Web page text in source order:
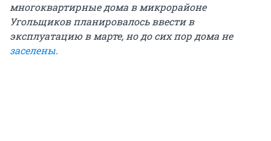
многоквартирные дома в микрорайоне
Угольщиков планировалось ввести в
эксплуатацию в марте, но до сих пор дома не
заселены.